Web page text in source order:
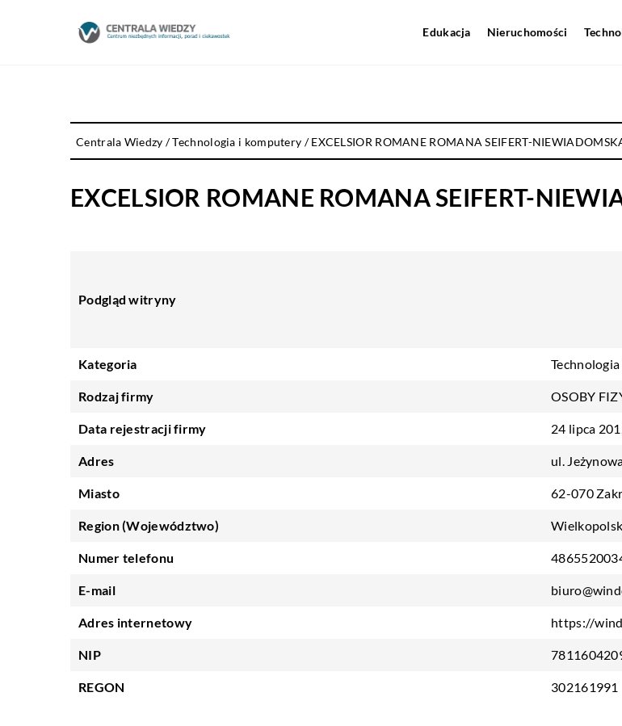
Edukacja Nieruchomości
Centrala Wiedzy /Technologia i komputery /EXCELSIOR ROMANE ROMANA SEIFERT-
EXCELSIOR ROMANE ROMANA SEIFERT-
Podgląd witryny
Kategoria
Rodzaj firmy OSOBY
Data rejestracji firmy 24 lipca
Adres ul.
Miasto 62-070
Region (Województwo)
Numer telefonu
E-mail
Adres internetowy https://
NIP
REGON 302161991